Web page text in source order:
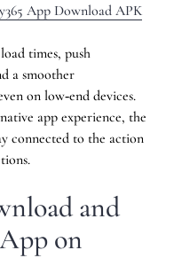
App Download APK
times, push
a smoother
on low‑end devices.
app experience, the
connected to the action
and
on